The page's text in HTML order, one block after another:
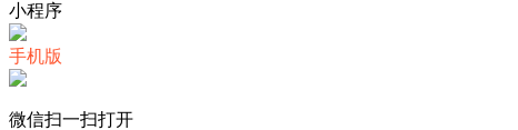
小程序
手机版
微信扫一扫打开